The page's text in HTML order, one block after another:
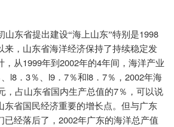
山东省提出建设“海上山东”特别是1998
来，山东省海洋经济保持了持续稳定发
，从1999年到 2002年的4年间，海洋产业
l8 ． 3％、 l9 ． 7％和l8 ． 7％， 2002年海
，占山东省国内生产总值的7％，可以说
东省国民经济重要的增长点。但与广东
经落后了， 2002年广东的海洋总产值